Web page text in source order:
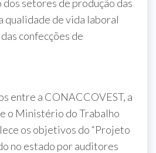
setores de produção das
qualidade de vida laboral
confecções de
entre a CONACCOVEST, a
o Ministério do Trabalho
os objetivos do “Projeto
no estado por auditores